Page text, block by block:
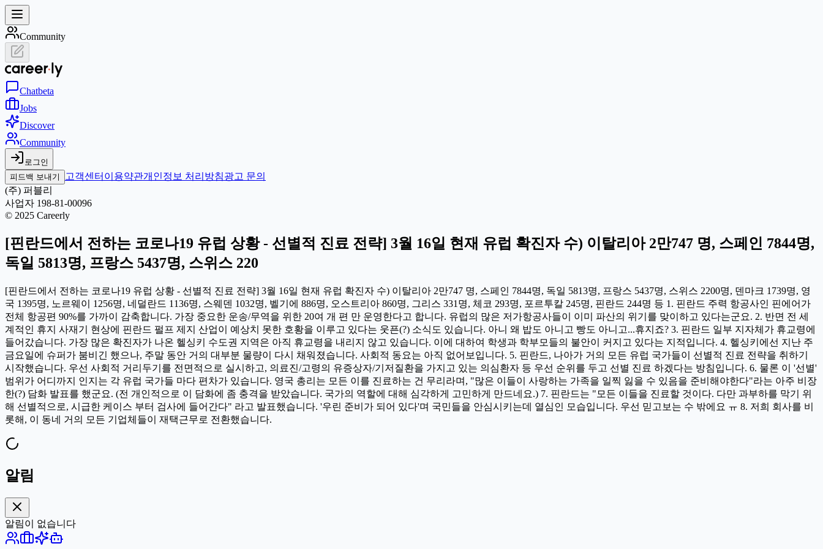
Community
Chatbeta
Jobs
Discover
Community
로그인
피드백 보내기
고객센터 이용약관개인정보 처리방침광고 문의
(주) 퍼블리
사업자 198-81-00096
© 2025 Careerly
[핀란드에서 전하는 코로나19 유럽 상황 - 선별적 진료 전략] 3월 16일 현재 유럽 확진자 수) 이탈리아 2만747 명, 스페인 7844명,
독일 5813명, 프랑스 5437명, 스위스 220
[핀란드에서 전하는 코로나19 유럽 상황 - 선별적 진료 전략] 3월 16일 현재 유럽 확진자 수) 이탈리아 2만747 명, 스페인 7844명, 독일 5813명, 프랑스 5437명, 스위스 2200명, 덴마크 1739명, 영
국 1395명, 노르웨이 1256명, 네덜란드 1136명, 스웨덴 1032명, 벨기에 886명, 오스트리아 860명, 그리스 331명, 체코 293명, 포르투칼 245명, 핀란드 244명 등 1. 핀란드 주력 항공사인 핀에어가
전체 항공편 90%를 가까이 감축합니다. 가장 중요한 운송/무역을 위한 20여 개 편 만 운영한다고 합니다. 유럽의 많은 저가항공사들이 이미 파산의 위기를 맞이하고 있다는군요. 2. 반면 전 세
계적인 휴지 사재기 현상에 핀란드 펄프 제지 산업이 예상치 못한 호황을 이루고 있다는 웃픈(?) 소식도 있습니다. 아니 왜 밥도 아니고 빵도 아니고...휴지죠? 3. 핀란드 일부 지자체가 휴교령에
들어갔습니다. 가장 많은 확진자가 나온 헬싱키 수도권 지역은 아직 휴교령을 내리지 않고 있습니다. 이에 대하여 학생과 학부모들의 불안이 커지고 있다는 지적입니다. 4. 헬싱키에선 지난 주
금요일에 슈퍼가 붐비긴 했으나, 주말 동안 거의 대부분 물량이 다시 채워졌습니다. 사회적 동요는 아직 없어보입니다. 5. 핀란드, 나아가 거의 모든 유럽 국가들이 선별적 진료 전략을 취하기
시작했습니다. 우선 사회적 거리두기를 전면적으로 실시하고, 의료진/고령의 유증상자/기저질환을 가지고 있는 의심환자 등 우선 순위를 두고 선별 진료 하겠다는 방침입니다. 6. 물론 이 '선별'
범위가 어디까지 인지는 각 유럽 국가들 마다 편차가 있습니다. 영국 총리는 모든 이를 진료하는 건 무리라며, "많은 이들이 사랑하는 가족을 일찍 잃을 수 있음을 준비해야한다"라는 아주 비장
한(?) 담화 발표를 했군요. (전 개인적으로 이 담화에 좀 충격을 받았습니다. 국가의 역할에 대해 심각하게 고민하게 만드네요.) 7. 핀란드는 "모든 이들을 진료할 것이다. 다만 과부하를 막기 위
해 선별적으로, 시급한 케이스 부터 검사에 들어간다" 라고 발표했습니다. '우린 준비가 되어 있다'며 국민들을 안심시키는데 열심인 모습입니다. 우선 믿고보는 수 밖에요 ㅠ 8. 저희 회사를 비
롯해, 이 동네 거의 모든 기업체들이 재택근무로 전환했습니다.
알림
알림이 없습니다